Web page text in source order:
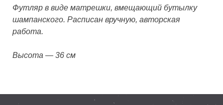
шампанского
самовара
работа)
Футляр в виде матрешки, вмещающий бутылку
шампанского. Расписан вручную, авторская
работа.
Высота — 36 см